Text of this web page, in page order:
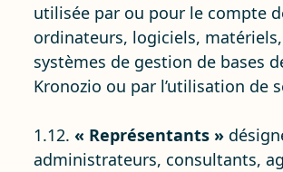
utilisée par ou pour le compte
ordinateurs, logiciels,
systèmes de gestion de bases
Kronozio ou par l’utilisation de
1.12. « Représentants »
administrateurs, consultants,